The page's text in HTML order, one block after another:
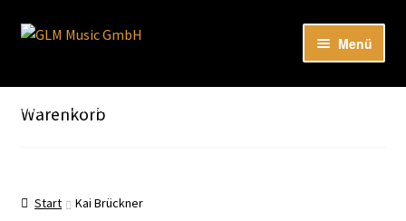
Hier sind unsere Neuigkeiten zu hören: Spotify
Zur
Zum
Menü
Unser Katalog
Warenkorb
Start Kai Brückner